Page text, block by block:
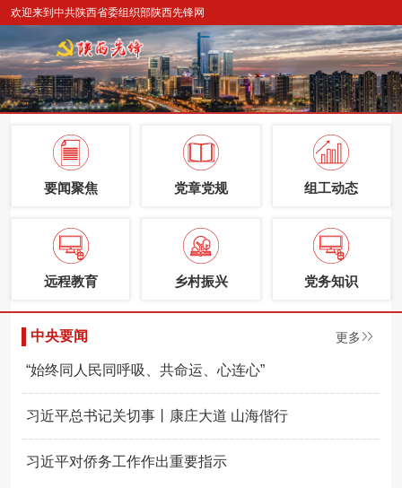
欢迎来到中共陕西省委组织部陕西先锋网
要闻聚焦 党章党规 组工动态
远程教育 乡村振兴 党务知识
中央要闻 更多
“始终同人民同呼吸、共命运、心连心”
习近平总书记关切事丨康庄大道 山海偕行
习近平对侨务工作作出重要指示